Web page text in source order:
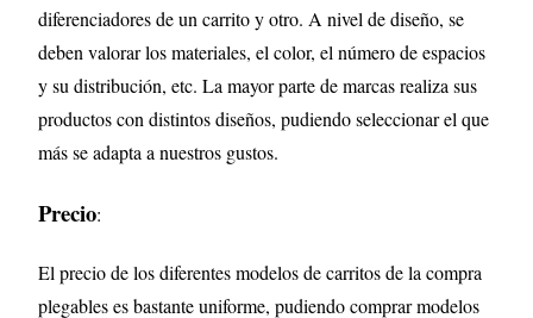
diferenciadores de un carrito y otro. A nivel de diseño, se
deben valorar los materiales, el color, el número de espacios
y su distribución, etc. La mayor parte de marcas realiza sus
productos con distintos diseños, pudiendo seleccionar el que
más se adapta a nuestros gustos.
Precio:
El precio de los diferentes modelos de carritos de la compra
plegables es bastante uniforme, pudiendo comprar modelos